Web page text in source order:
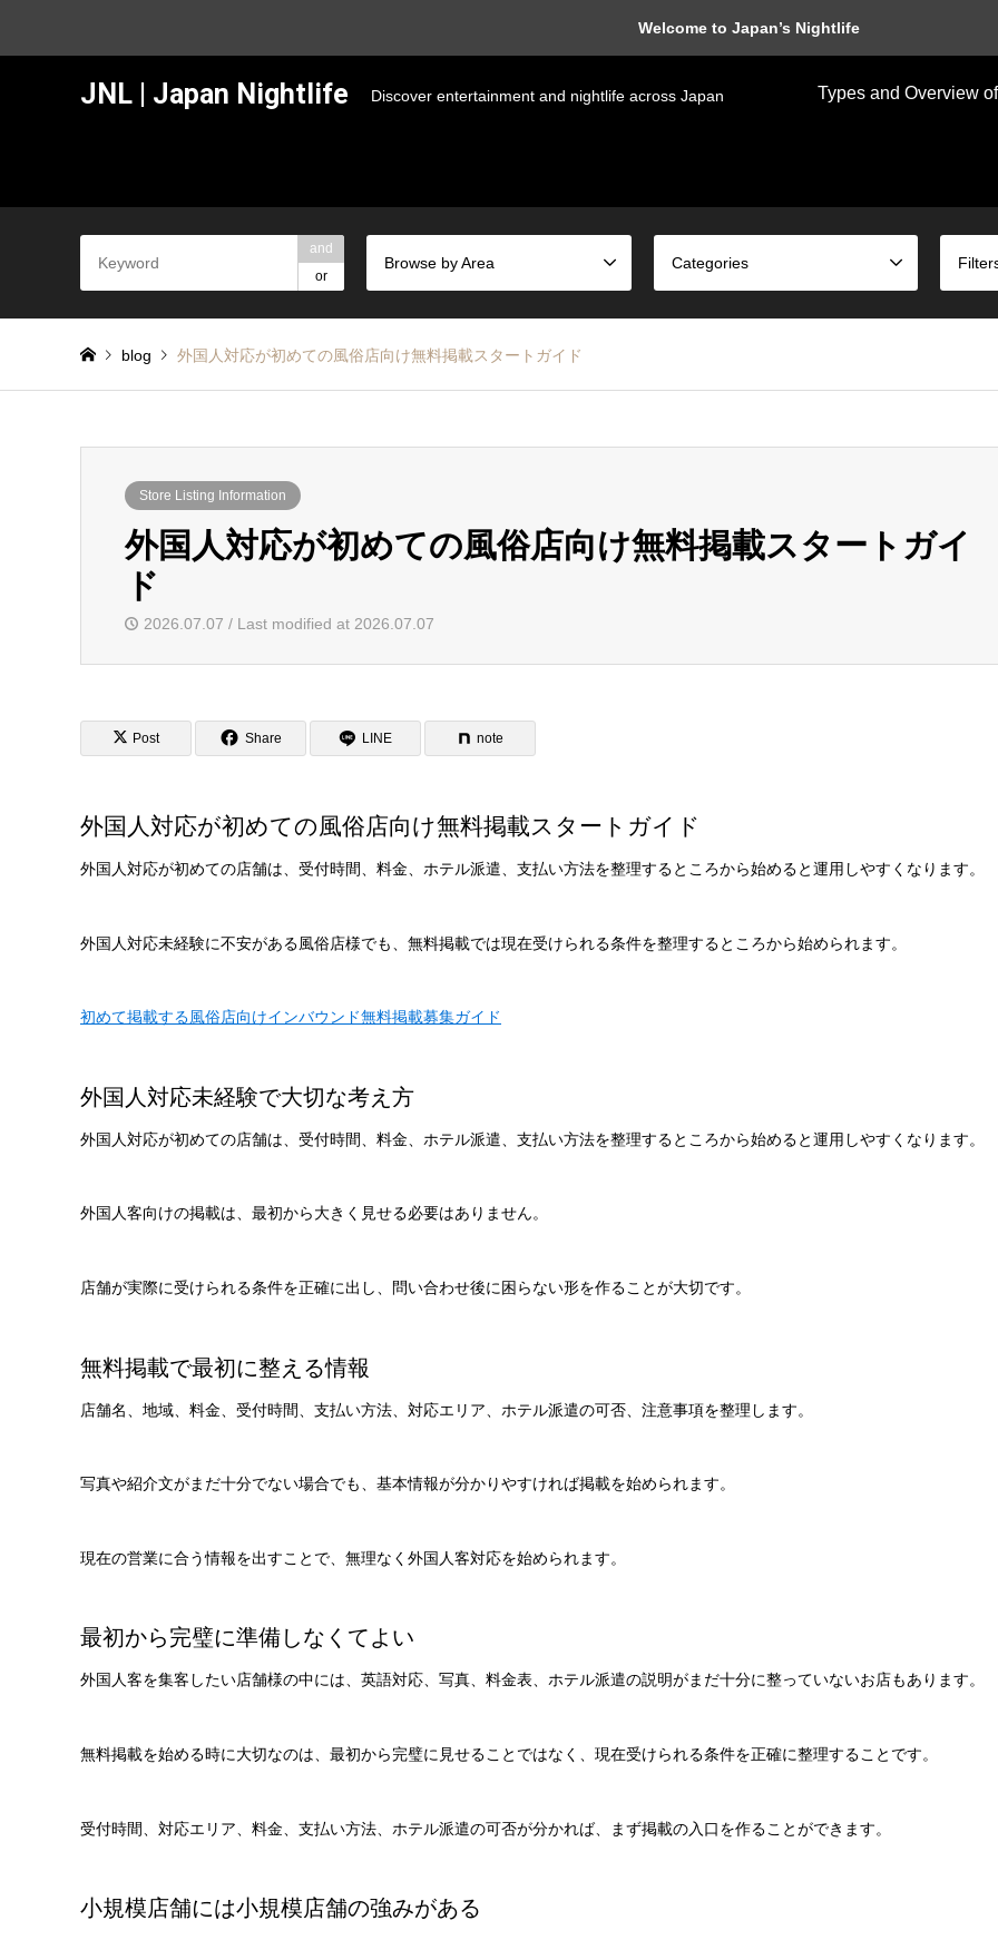
Welcome to Japan’s Nightlife
JNL | Japan Nightlife Discover entertainment and nightlife across Japan Types and Overview
and
or
Browse by Area Categories
blog 外国人対応が初めての風俗店向け無料掲載スタートガイド
Store Listing Information
外国人対応が初めての風俗店向け無料掲載スタートガイ
ド
2026.07.07 / Last modified at 2026.07.07
Post Share LINE note
外国人対応が初めての風俗店向け無料掲載スタートガイド
外国人対応が初めての店舗は、受付時間、料金、ホテル派遣、支払い方法を整理するところから始めると運用しやすくなります。
外国人対応未経験に不安がある風俗店様でも、無料掲載では現在受けられる条件を整理するところから始められます。
初めて掲載する風俗店向けインバウンド無料掲載募集ガイド
外国人対応未経験で大切な考え方
外国人対応が初めての店舗は、受付時間、料金、ホテル派遣、支払い方法を整理するところから始めると運用しやすくなります。
外国人客向けの掲載は、最初から大きく見せる必要はありません。
店舗が実際に受けられる条件を正確に出し、問い合わせ後に困らない形を作ることが大切です。
無料掲載で最初に整える情報
店舗名、地域、料金、受付時間、支払い方法、対応エリア、ホテル派遣の可否、注意事項を整理します。
写真や紹介文がまだ十分でない場合でも、基本情報が分かりやすければ掲載を始められます。
現在の営業に合う情報を出すことで、無理なく外国人客対応を始められます。
最初から完璧に準備しなくてよい
外国人客を集客したい店舗様の中には、英語対応、写真、料金表、ホテル派遣の説明がまだ十分に整っていないお店もあります。
無料掲載を始める時に大切なのは、最初から完璧に見せることではなく、現在受けられる条件を正確に整理することです。
受付時間、対応エリア、料金、支払い方法、ホテル派遣の可否が分かれば、まず掲載の入口を作ることができます。
小規模店舗には小規模店舗の強みがある